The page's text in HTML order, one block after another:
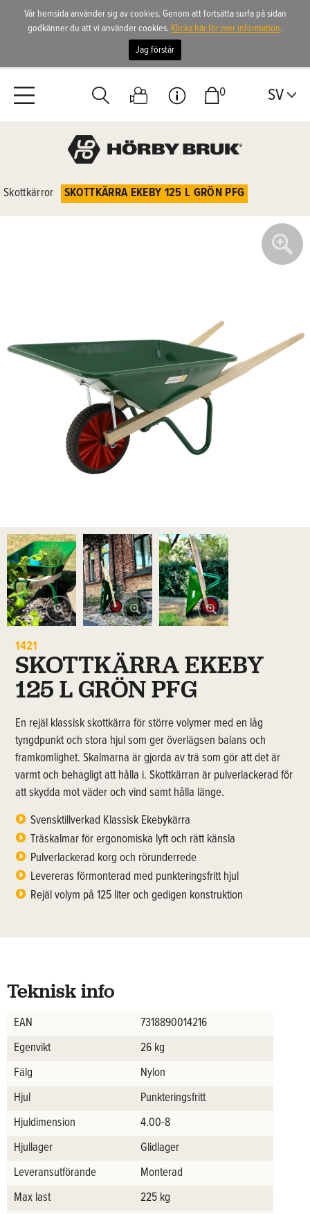
0 SV
Skottkärror SKOTTKÄRRA EKEBY 125 L GRÖN PFG
1421
SKOTTKÄRRA EKEBY
125 L GRÖN PFG
En rejäl klassisk skottkärra för större volymer med en låg
tyngdpunkt och stora hjul som ger överlägsen balans och
framkomlighet. Skalmarna är gjorda av trä som gör att det är
varmt och behagligt att hålla i. Skottkärran är pulverlackerad för
att skydda mot väder och vind samt hålla länge.
Svensktillverkad Klassisk Ekebykärra
Träskalmar för ergonomiska lyft och rätt känsla
Pulverlackerad korg och rörunderrede
Levereras förmonterad med punkteringsfritt hjul
Rejäl volym på 125 liter och gedigen konstruktion
Teknisk info
EAN
7318890014216
Egenvikt
26 kg
Fälg
Nylon
Hjul
Punkteringsfritt
Hjuldimension
4.00-8
Hjullager
Glidlager
Leveransutförande
Monterad
Max last
225 kg
Vår hemsida använder sig av cookies. Genom att fortsätta surfa på sidan
godkänner du att vi använder cookies. Klicka här för mer information.
Jag förstår